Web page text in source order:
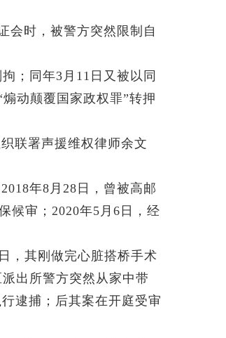
会时，被警方突然限制自
；同年3月11日又被以同
动颠覆国家政权罪”转押
联署声援维权律师余文
年8月28日，曾被高邮
候审；2020年5月6日，经
，其刚做完心脏搭桥手术
出所警方突然从家中带
逮捕；后其案在开庭受审